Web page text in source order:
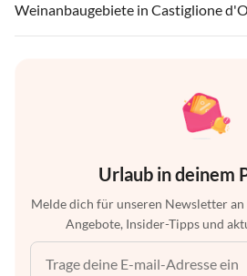
Weinanbaugebiete in Castiglione
Urlaub in deinem
Melde dich für unseren Newsletter
Angebote, Insider-Tipps und